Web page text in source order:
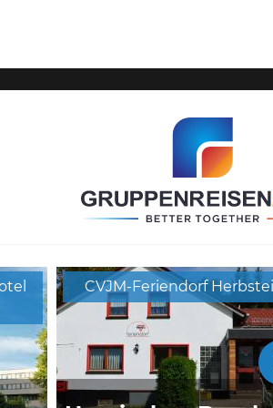
CVJM-Feriendorf